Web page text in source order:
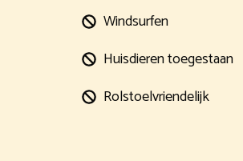
Windsurfen
Huisdieren toegestaan
Rolstoelvriendelijk